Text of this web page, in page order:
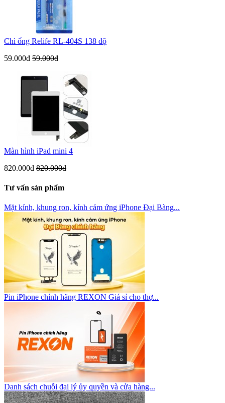
Chì ống Relife RL-404S 138 độ
59.000đ 59.000đ
Màn hình iPad mini 4
820.000đ 820.000đ
Tư vấn sản phẩm
Mặt kính, khung ron, kính cảm ứng iPhone Đại Bàng...
Pin iPhone chính hãng REXON Giá sỉ cho thợ...
Danh sách chuỗi đại lý ủy quyền và cửa hàng...